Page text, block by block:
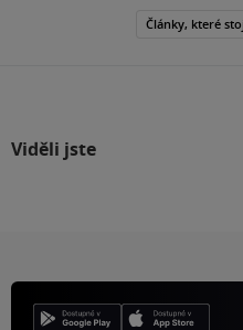
Články, které
Viděli jste